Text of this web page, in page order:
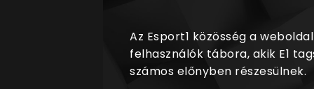
Az Esport1 közösség a
felhasználók tábora, akik E1
számos előnyben részesülnek.